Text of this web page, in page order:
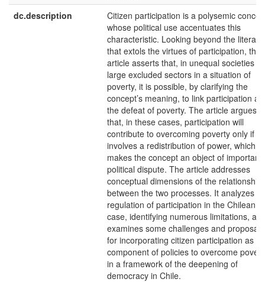
dc.description
Citizen participation is a polysemic
whose political use accentuates this
characteristic. Looking beyond the
that extols the virtues of participation, this
article asserts that, in unequal societies
large excluded sectors in a situation of
poverty, it is possible, by clarifying the
concept’s meaning, to link participation
the defeat of poverty. The article argues
that, in these cases, participation will
contribute to overcoming poverty only if it
involves a redistribution of power, which
makes the concept an object of important
political dispute. The article addresses
conceptual dimensions of the relationship
between the two processes. It analyzes
regulation of participation in the Chilean
case, identifying numerous limitations,
examines some challenges and proposals
for incorporating citizen participation as a
component of policies to overcome
in a framework of the deepening of
democracy in Chile.